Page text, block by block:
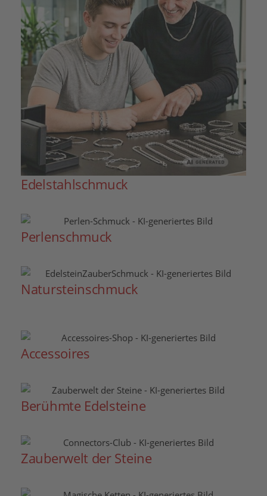
Edelstahlschmuck
Perlenschmuck
Natursteinschmuck
Accessoires
Berühmte Edelsteine
Zauberwelt der Steine